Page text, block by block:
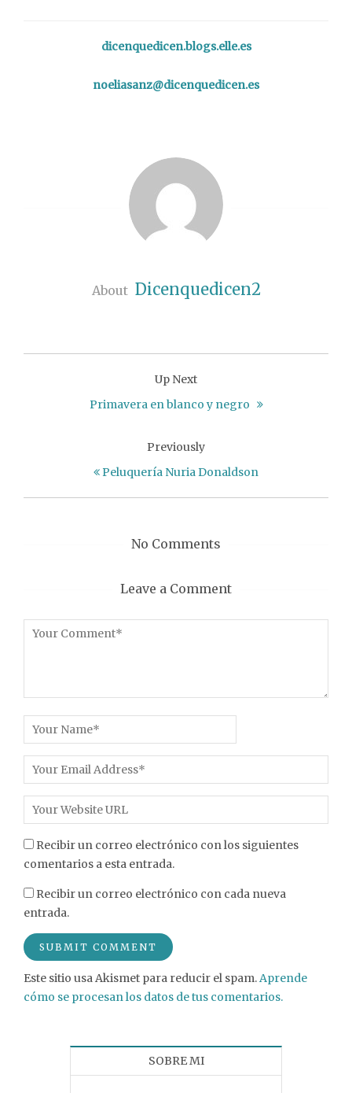
dicenquedicen.blogs.elle.es
noeliasanz@dicenquedicen.es
About Dicenquedicen2
Up Next
Primavera en blanco y negro
Previously
Peluquería Nuria Donaldson
No Comments
Leave a Comment
Recibir un correo electrónico con los siguientes
comentarios a esta entrada.
Recibir un correo electrónico con cada nueva
entrada.
Este sitio usa Akismet para reducir el spam.Aprende
cómo se procesan los datos de tus comentarios.
SOBRE MI